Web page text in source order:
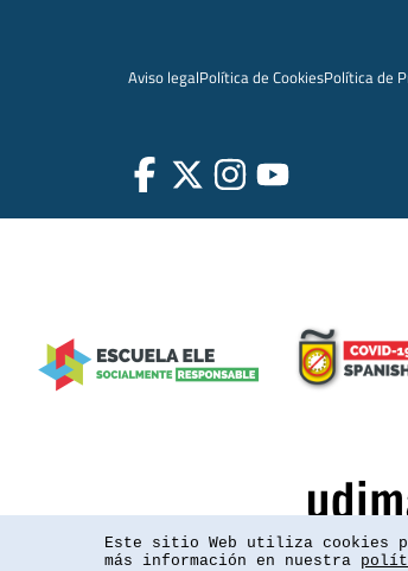
Aviso legalPolítica de CookiesPolítica de
Este sitio Web utiliza cookies
más información en nuestra